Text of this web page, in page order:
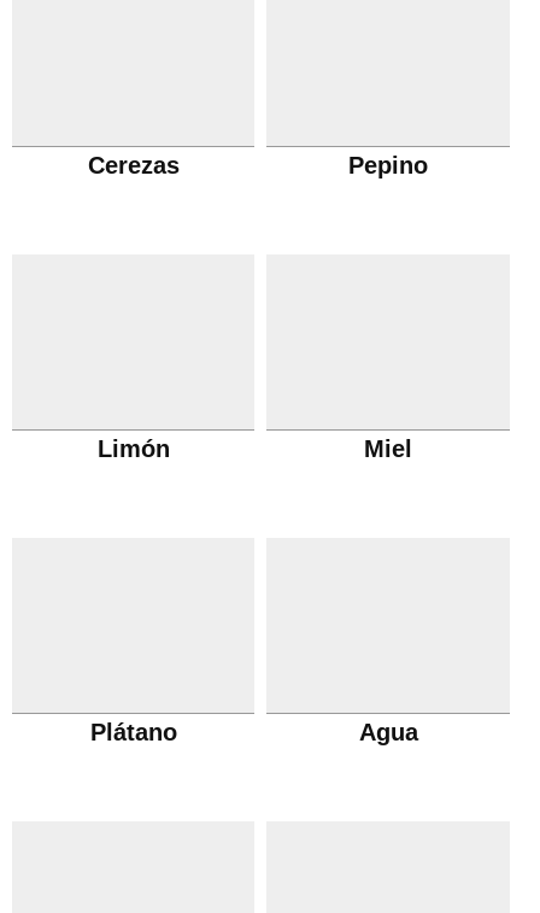
Cerezas Pepino
Limón Miel
Plátano Agua